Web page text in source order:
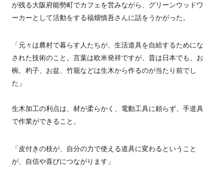
が残る大阪府能勢町でカフェを営みながら、グリーンウッドワ
ーカーとして活動をする福畑慎吾さんに話をうかがった。
「元々は農村で暮らす人たちが、生活道具を自給するためにな
された技術のこと。言葉は欧米発祥ですが、昔は日本でも、お
椀、杓子、お盆、竹籠などは生木から作るのが当たり前でし
た」
生木加工の利点は、材が柔らかく、電動工具に頼らず、手道具
で作業ができること。
「皮付きの枝が、自分の力で使える道具に変わるということ
が、自信や喜びにつながります」